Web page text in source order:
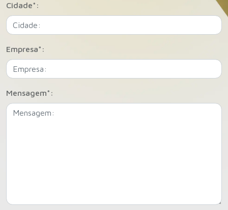
Cidade*:
Empresa*:
Mensagem*: